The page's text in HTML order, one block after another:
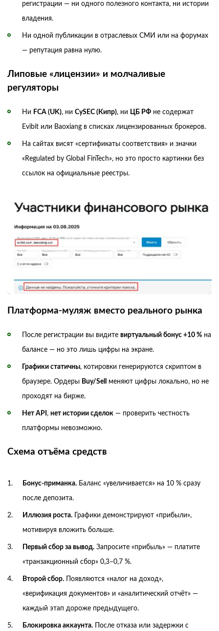
регистрации — ни одного полезного контакта, ни истории
владения.
Ни одной публикации в отраслевых СМИ или на форумах
— репутация равна нулю.
Липовые «лицензии» и молчаливые
регуляторы
Ни FCA (UK), ни CySEC (Кипр), ни ЦБ РФ не содержат
Evibit или Baoxiang в списках лицензированных брокеров.
На сайтах висят «сертификаты соответствия» и значки
«Regulated by Global FinTech», но это просто картинки без
ссылок на официальные реестры.
Платформа-муляж вместо реального рынка
После регистрации вы видите виртуальный бонус +10 % на
балансе — но это лишь цифры на экране.
Графики статичны, котировки генерируются скриптом в
браузере. Ордеры Buy/Sell меняют цифры локально, но не
проходят на бирже.
Нет API , нет истории сделок — проверить честность
платформы невозможно.
Схема отъёма средств
Бонус-приманка. Баланс «увеличивается» на 10 % сразу
после депозита.
Иллюзия роста. Графики демонстрируют «прибыли»,
мотивируя вложить больше.
Первый сбор за вывод. Запросите «прибыль» — платите
«транзакционный сбор» 0,3–0,7 %.
Второй сбор. Появляются «налог на доход»,
«верификация документов» и «аналитический отчёт» —
каждый этап дороже предыдущего.
Блокировка аккаунта. После отказа или задержки с